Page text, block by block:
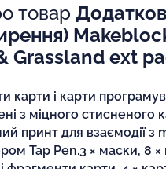
товар
Grassland ext
карти і карти
з міцного стисненого
принт для взаємодії з
Tap Pen.3 × маски, 8 ×